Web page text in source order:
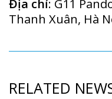
Địa chỉ: G11
Thanh Xuân, Hà
RELATED